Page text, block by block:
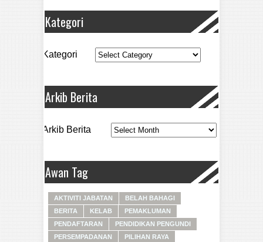
Kategori
Kategori
Arkib Berita
Arkib Berita
Awan Tag
AKTIVITI JABATAN
BELAH BAHAGI
BERITA
KELAB
PEMAKLUMAN
PENDAFTARAN
PENDIDIKAN PENGUNDI
PERSEMPADANAN
PILIHAN RAYA